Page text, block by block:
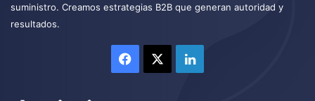
suministro. Creamos estrategias B2B que generan autoridad y
resultados.
Facebook LinkedIn